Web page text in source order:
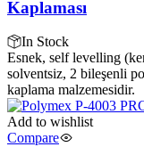
Kaplaması
In Stock
Esnek, self levelling
solventsiz, 2 bileşenli
kaplama malzemesidir.
Add to wishlist
Compare